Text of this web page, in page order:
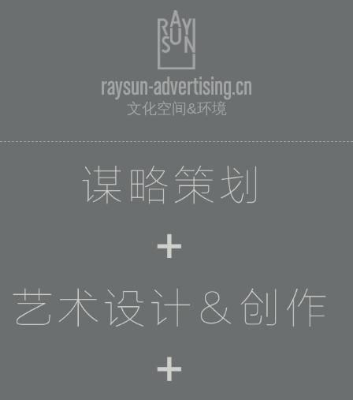
raysun-advertising.cn
文化空间&环境